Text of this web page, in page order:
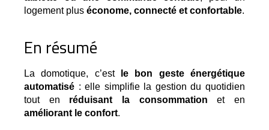
logement plus économe, connecté et confortable.
En résumé
La domotique, c’est
le bon geste énergétique
automatisé : elle simplifie la gestion du quotidien
tout en réduisant la consommation
améliorant le confort.